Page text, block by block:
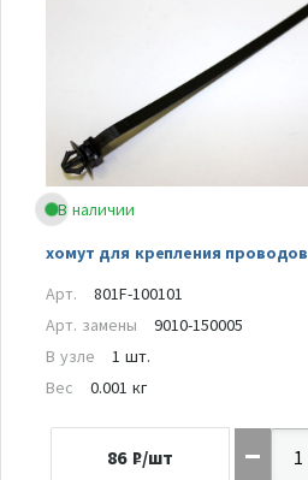
В наличии
хомут для крепления проводов
Арт.
801F-100101
Арт. замены
9010-150005
В узле
1 шт.
Вес
0.001 кг
86 ₽/шт